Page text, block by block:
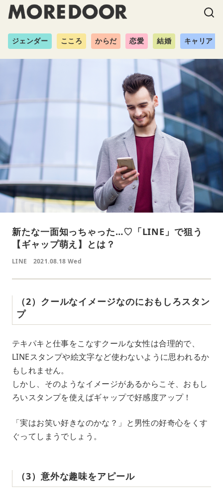
ジェンダー こころ からだ 恋愛 結婚 キャリア
新たな一面知っちゃった…♡「LINE」で狙う
【ギャップ萌え】とは？
LINE 2021.08.18 Wed
（2）クールなイメージなのにおもしろスタン
プ
テキパキと仕事をこなすクールな女性は合理的で、
LINEスタンプや絵文字など使わないように思われるか
もしれません。
しかし、そのようなイメージがあるからこそ、おもし
ろいスタンプを使えばギャップで好感度アップ！
「実はお笑い好きなのかな？」と男性の好奇心をくす
ぐってしまうでしょう。
（3）意外な趣味をアピール